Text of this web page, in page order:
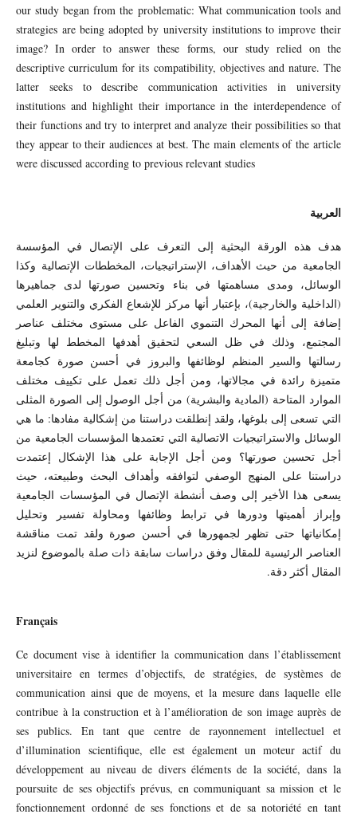
our study began from the problematic: What communication tools and
strategies are being adopted by university institutions to improve their
image? In order to answer these forms, our study relied on the
descriptive curriculum for its compatibility, objectives and nature. The
latter seeks to describe communication activities in university
institutions and highlight their importance in the interdependence of
their functions and try to interpret and analyze their possibilities so that
they appear to their audiences at best. The main elements of the article
were discussed according to previous relevant studies
العربية
هدف هذه الورقة البحثية إلى التعرف على الإتصال في المؤسسة
الجامعية من حيث الأهداف، الإستراتيجيات، المخططات الإتصالية وكذا
الوسائل، ومدى مساهمتها في بناء وتحسين صورتها لدى جماهيرها
(الداخلية والخارجية)، بإعتبار أنها مركز للإشعاع الفكري والتنوير العلمي
إضافة إلى أنها المحرك التنموي الفاعل على مستوى مختلف عناصر
المجتمع، وذلك في ظل السعي لتحقيق أهدفها المخطط لها وتبليغ
رسالتها والسير المنظم لوظائفها والبروز في أحسن صورة كجامعة
متميزة رائدة في مجالاتها، ومن أجل ذلك تعمل على تكييف مختلف
الموارد المتاحة (المادية والبشرية) من أجل الوصول إلى الصورة المثلى
التي تسعى إلى بلوغها، ولقد إنطلقت دراستنا من إشكالية مفادها: ما هي
الوسائل والاستراتيجيات الاتصالية التي تعتمدها المؤسسات الجامعية من
أجل تحسين صورتها؟ ومن أجل الإجابة على هذا الإشكال إعتمدت
دراستنا على المنهج الوصفي لتوافقه وأهداف البحث وطبيعته، حيث
يسعى هذا الأخير إلى وصف أنشطة الإتصال في المؤسسات الجامعية
وإبراز أهميتها ودورها في ترابط وظائفها ومحاولة تفسير وتحليل
إمكانياتها حتى تظهر لجمهورها في أحسن صورة ولقد تمت مناقشة
العناصر الرئيسية للمقال وفق دراسات سابقة ذات صلة بالموضوع لنزيد
المقال أكثر دقة.
Français
Ce document vise à identifier la communication dans l’établissement
universitaire en termes d’objectifs, de stratégies, de systèmes de
communication ainsi que de moyens, et la mesure dans laquelle elle
contribue à la construction et à l’amélioration de son image auprès de
ses publics. En tant que centre de rayonnement intellectuel et
d’illumination scientifique, elle est également un moteur actif du
développement au niveau de divers éléments de la société, dans la
poursuite de ses objectifs prévus, en communiquant sa mission et le
fonctionnement ordonné de ses fonctions et de sa notoriété en tant